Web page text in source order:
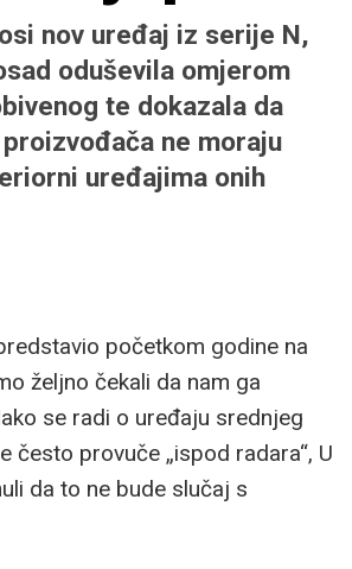
nov uređaj iz serije N,
oduševila omjerom
te dokazala da
ne moraju
uređajima onih
početkom godine na
željno čekali da nam ga
se radi o uređaju srednjeg
često provuče „ispod radara“, U
da to ne bude slučaj s